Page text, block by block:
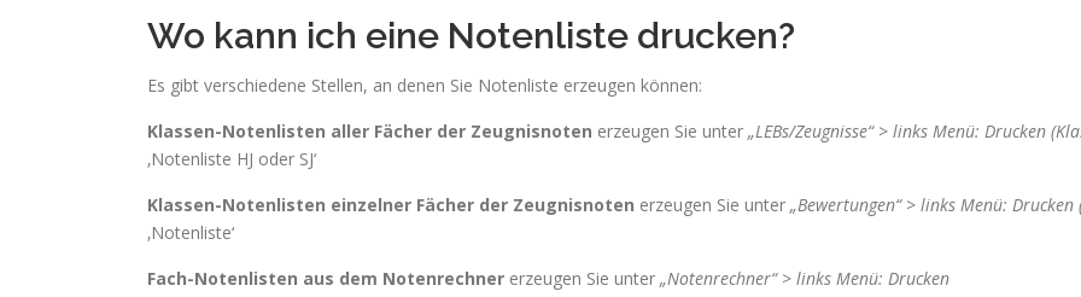
Wo kann ich eine Notenliste drucken?
Es gibt verschiedene Stellen, an denen Sie Notenliste erzeugen können:
Klassen-Notenlisten aller Fächer der Zeugnisnoten erzeugen Sie unter „LEBs/Zeugnisse“ > links Menü: Drucken
‚Notenliste HJ oder SJ‘
Klassen-Notenlisten einzelner Fächer der Zeugnisnoten erzeugen Sie unter „Bewertungen“ > links Menü: Drucken
‚Notenliste‘
Fach-Notenlisten aus dem Notenrechner erzeugen Sie unter „Notenrechner“ > links Menü: Drucken